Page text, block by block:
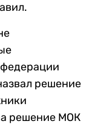
решение
решение МОК